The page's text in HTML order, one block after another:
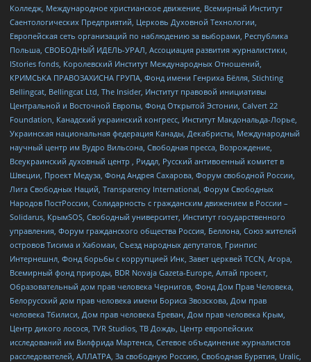
Колледж, Международное христианское движение, Всемирный Институт
Саентологических Предприятий, Церковь Духовной Технологии,
Европейская сеть организаций по наблюдению за выборами, Республика
Польша, СВОБОДНЫЙ ИДЕЛЬ-УРАЛ, Ассоциация развития журналистики,
IStories fonds, Королевский Институт Международных Отношений,
КРИМСЬКА ПРАВОЗАХИСНА ГРУПА, Фонд имени Генриха Бёлля, Stichting
Bellingcat, Bellingcat Ltd, The Insider, Институт правовой инициативы
Центральной и Восточной Европы, Фонд Открытой Эстонии, Calvert 22
Foundation, Канадский украинский конгресс, Институт Макдональда-Лорье,
Украинская национальная федерация Канады, Декабристы, Международный
научный центр им Вудро Вильсона, Свободная пресса, Возрождение,
Всеукраинский духовный центр , Риддл, Русский антивоенный комитет в
Швеции, Проект Медуза, Фонд Андрея Сахарова, Форум свободной России,
Лига Свободных Наций, Transparеncy International, Форум Свободных
Народов ПостРоссии, Солидарность с гражданским движением в России –
Solidarus, КрымSOS, Свободный университет, Институт государственного
управления, Форум гражданского общества Россия, Беллона, Союз жителей
островов Тисима и Хабомаи, Съезд народных депутатов, Гринпис
Интернешнл, Фонд борьбы с коррупцией Инк, Завет церквей TCCN, Агора,
Всемирный фонд природы, BDR Novaja Gazeta-Europe, Алтай проект,
Образовательный дом прав человека Чернигов, Фонд Дом Прав Человека,
Белорусский дом прав человека имени Бориса Звозскова, Дом прав
человека Тбилиси, Дом прав человека Ереван, Дом прав человека Крым,
Центр дикого лосося, TVR Studios, ТВ Дождь, Центр европейских
исследований им Вилфрида Мартенса, Сетевое объединение журналистов
расследователей, АЛЛАТРА, За свободную Россию, Свободная Бурятия, Uralic,